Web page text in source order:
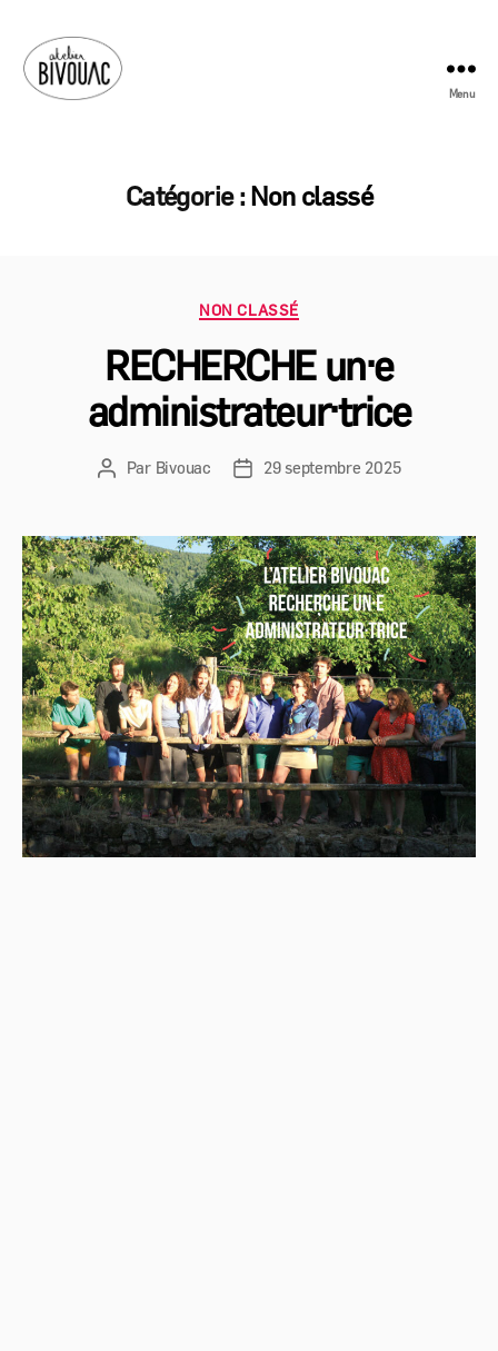
Menu
Catégorie : Non classé
Catégories
NON CLASSÉ
RECHERCHE un·e
administrateur·trice
Auteur
Par Bivouac
Date29 septembre 2025